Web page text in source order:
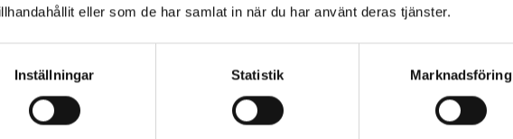
eller som de har samlat in när du har använt deras tjänster.
Inställningar Statistik Marknadsföring
4000K 15W